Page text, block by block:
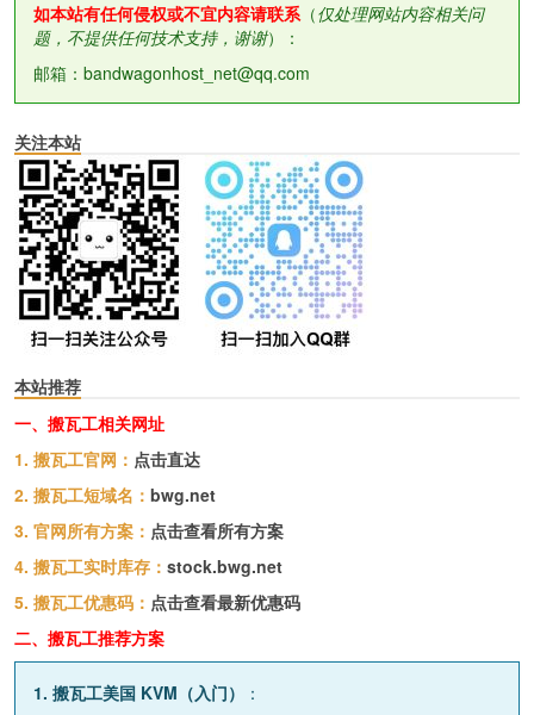
如本站有任何侵权或不宜内容请联系（仅处理网站内容相关问
题，不提供任何技术支持，谢谢）：
邮箱：bandwagonhost_net@qq.com
关注本站
本站推荐
一、搬瓦工相关网址
1. 搬瓦工官网： 点击直达
2. 搬瓦工短域名： bwg.net
3. 官网所有方案： 点击查看所有方案
4. 搬瓦工实时库存： stock.bwg.net
5. 搬瓦工优惠码： 点击查看最新优惠码
二、搬瓦工推荐方案
1. 搬瓦工美国 KVM（入门） ：